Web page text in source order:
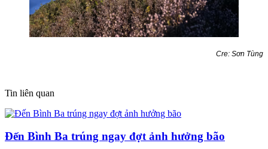
Cre: Sơn Tùng
Tin liên quan
Đến Bình Ba trúng ngay đợt ảnh hưởng bão